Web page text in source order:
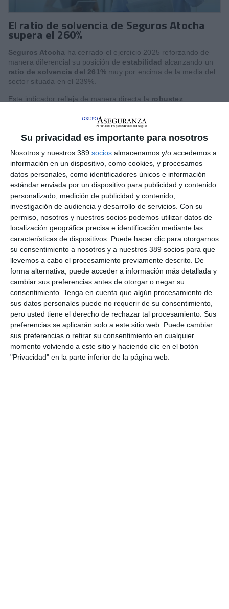
Su privacidad es importante para nosotros
Nosotros y nuestros 389 socios almacenamos y/o accedemos a
información en un dispositivo, como cookies, y procesamos
datos personales, como identificadores únicos e información
estándar enviada por un dispositivo para publicidad y contenido
personalizado, medición de publicidad y contenido,
investigación de audiencia y desarrollo de servicios. Con su
permiso, nosotros y nuestros socios podemos utilizar datos de
localización geográfica precisa e identificación mediante las
características de dispositivos. Puede hacer clic para otorgarnos
su consentimiento a nosotros y a nuestros 389 socios para que
llevemos a cabo el procesamiento previamente descrito. De
forma alternativa, puede acceder a información más detallada y
cambiar sus preferencias antes de otorgar o negar su
consentimiento. Tenga en cuenta que algún procesamiento de
sus datos personales puede no requerir de su consentimiento,
pero usted tiene el derecho de rechazar tal procesamiento. Sus
preferencias se aplicarán solo a este sitio web. Puede cambiar
sus preferencias o retirar su consentimiento en cualquier
momento volviendo a este sitio y haciendo clic en el botón
"Privacidad" en la parte inferior de la página web.
El ratio de solvencia de Seguros Atocha
supera el 260%
Seguros Atocha ha cerrado el ejercicio 2025 reforzando de
manera diferencial su posición de estabilidad alcanzando un
ratio de solvencia del 261%muy por encima de la media del
sector situada en el 239%.
Este indicador refleja de manera directa la robustez
veces el capital regulatorio exigido. Esta sólida posición
financiera se sustenta en unosfondos propios
alta calidad que ascienden a134 millones de euros, lo que
escenarios adversos y máxima seguridad en el cumplimiento
de los compromisos adquiridos con los clientes, según explican
desde la compañía.
Por otro lado, Seguros Atocha ha cerrado 2025 superando la
barrera de los30 millones de euros en primas imputadas.
Este crecimiento de la cifra de negocio se ha logrado
manteniendo un estricto
rigor en la gestión
combinado del ejercicio se situó en el 97,6%, un resultado
que confirma larentabilidad técnica de la operación y ratifica
unagestión eficiente de la siniestralidady de losgastos de
administración.
Si quiere recibir diariamente y GRATIS noticias como
esta, pinche aquí
LO ÚLTIMO
La verdad sobre la IA en el seguro: qué funciona ya y qué sigue
siendo una promesa